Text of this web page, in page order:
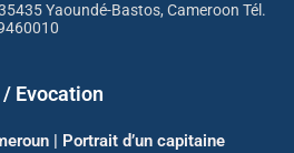
Yaoundé-Bastos, Cameroon Tél.
Evocation
| Portrait d’un capitaine